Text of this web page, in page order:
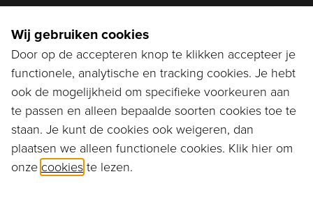
Ga naar...
Bestellen
Diensten
Assortiment
Wij gebruiken cookies
Door op de accepteren knop te klikken accepteer je
functionele, analytische en tracking cookies. Je hebt
ook de mogelijkheid om specifieke voorkeuren aan
te passen en alleen bepaalde soorten cookies toe te
staan. Je kunt de cookies ook weigeren, dan
plaatsen we alleen functionele cookies. Klik hier om
onze cookies te lezen.